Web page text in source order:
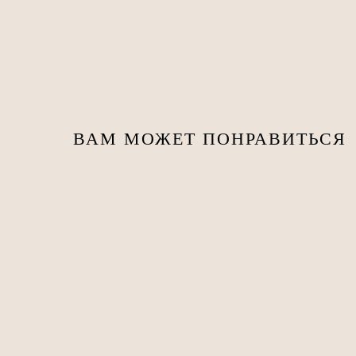
ВАМ МОЖЕТ ПОНРАВИТЬСЯ